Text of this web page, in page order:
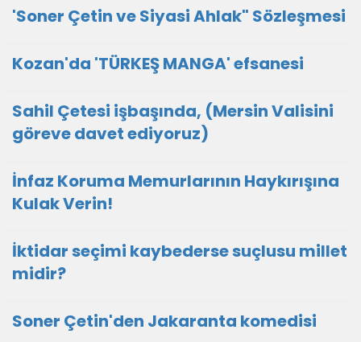
'Soner Çetin ve Siyasi Ahlak" Sözleşmesi
Kozan'da 'TÜRKEŞ MANGA' efsanesi
Sahil Çetesi işbaşında, (Mersin Valisini
göreve davet ediyoruz)
İnfaz Koruma Memurlarının Haykırışına
Kulak Verin!
İktidar seçimi kaybederse suçlusu millet
midir?
Soner Çetin'den Jakaranta komedisi